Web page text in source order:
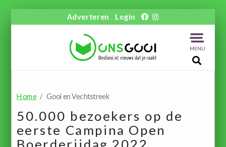
Adverteren Login
MENU
Home Gooi en Vechtstreek
50.000 bezoekers op de
eerste Campina Open
Boerderijdag 2022